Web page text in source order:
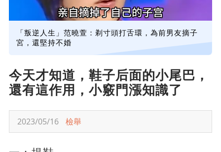
「叛逆人生」范曉萱：剃寸頭打舌環，為前男友摘子
宮，還堅持不婚
今天才知道，鞋子后面的小尾巴，
還有這作用，小竅門漲知識了
2023/05/16 檢舉